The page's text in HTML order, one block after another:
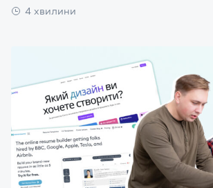
4 хвилини